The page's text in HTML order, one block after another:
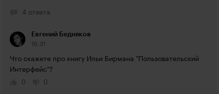
4 ответа
Евгений Бедняков
16:31
Что скажете про книгу Ильи Бирмана "Пользовательский
Интерфейс"?
0
0